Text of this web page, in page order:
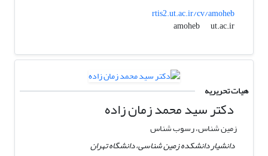
rtis2.ut.ac.ir/cv/amoheb
amoheb
ut.ac.ir
هیات تحریریه
دکتر سید محمد زمان زاده
زمین شناس، رسوب شناس
دانشیار دانشکده زمین شناسی، دانشگاه تهران